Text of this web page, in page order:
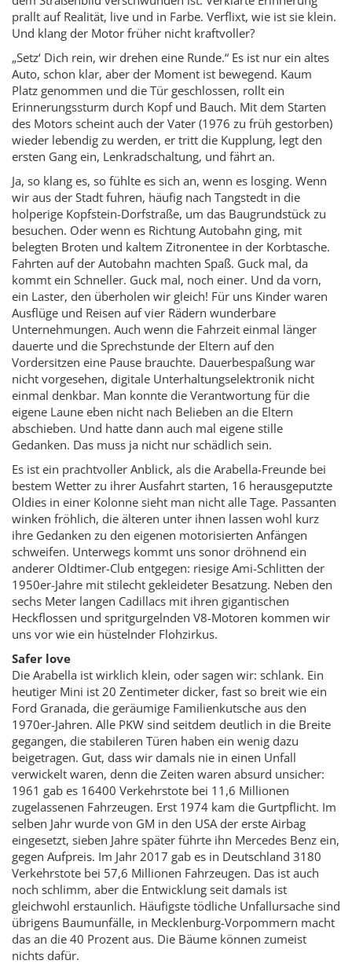
prallt auf Realität, live und in Farbe. Verflixt, wie ist sie klein.
Und klang der Motor früher nicht kraftvoller?
„Setz‘ Dich rein, wir drehen eine Runde.“ Es ist nur ein altes
Auto, schon klar, aber der Moment ist bewegend. Kaum
Platz genommen und die Tür geschlossen, rollt ein
Erinnerungssturm durch Kopf und Bauch. Mit dem Starten
des Motors scheint auch der Vater (1976 zu früh gestorben)
wieder lebendig zu werden, er tritt die Kupplung, legt den
ersten Gang ein, Lenkradschaltung, und fährt an.
Ja, so klang es, so fühlte es sich an, wenn es losging. Wenn
wir aus der Stadt fuhren, häufig nach Tangstedt in die
holperige Kopfstein-Dorfstraße, um das Baugrundstück zu
besuchen. Oder wenn es Richtung Autobahn ging, mit
belegten Broten und kaltem Zitronentee in der Korbtasche.
Fahrten auf der Autobahn machten Spaß. Guck mal, da
kommt ein Schneller. Guck mal, noch einer. Und da vorn,
ein Laster, den überholen wir gleich! Für uns Kinder waren
Ausflüge und Reisen auf vier Rädern wunderbare
Unternehmungen. Auch wenn die Fahrzeit einmal länger
dauerte und die Sprechstunde der Eltern auf den
Vordersitzen eine Pause brauchte. Dauerbespaßung war
nicht vorgesehen, digitale Unterhaltungselektronik nicht
einmal denkbar. Man konnte die Verantwortung für die
eigene Laune eben nicht nach Belieben an die Eltern
abschieben. Und hatte dann auch mal eigene stille
Gedanken. Das muss ja nicht nur schädlich sein.
Es ist ein prachtvoller Anblick, als die Arabella-Freunde bei
bestem Wetter zu ihrer Ausfahrt starten, 16 herausgeputzte
Oldies in einer Kolonne sieht man nicht alle Tage. Passanten
winken fröhlich, die älteren unter ihnen lassen wohl kurz
ihre Gedanken zu den eigenen motorisierten Anfängen
schweifen. Unterwegs kommt uns sonor dröhnend ein
anderer Oldtimer-Club entgegen: riesige Ami-Schlitten der
1950er-Jahre mit stilecht gekleideter Besatzung. Neben den
sechs Meter langen Cadillacs mit ihren gigantischen
Heckflossen und spritgurgelnden V8-Motoren kommen wir
uns vor wie ein hüstelnder Flohzirkus.
Safer love
Die Arabella ist wirklich klein, oder sagen wir: schlank. Ein
heutiger Mini ist 20 Zentimeter dicker, fast so breit wie ein
Ford Granada, die geräumige Familienkutsche aus den
1970er-Jahren. Alle PKW sind seitdem deutlich in die Breite
gegangen, die stabileren Türen haben ein wenig dazu
beigetragen. Gut, dass wir damals nie in einen Unfall
verwickelt waren, denn die Zeiten waren absurd unsicher:
1961 gab es 16400 Verkehrstote bei 11,6 Millionen
zugelassenen Fahrzeugen. Erst 1974 kam die Gurtpflicht. Im
selben Jahr wurde von GM in den USA der erste Airbag
eingesetzt, sieben Jahre später führte ihn Mercedes Benz ein,
gegen Aufpreis. Im Jahr 2017 gab es in Deutschland 3180
Verkehrstote bei 57,6 Millionen Fahrzeugen. Das ist auch
noch schlimm, aber die Entwicklung seit damals ist
gleichwohl erstaunlich. Häufigste tödliche Unfallursache sind
übrigens Baumunfälle, in Mecklenburg-Vorpommern macht
das an die 40 Prozent aus. Die Bäume können zumeist
nichts dafür.